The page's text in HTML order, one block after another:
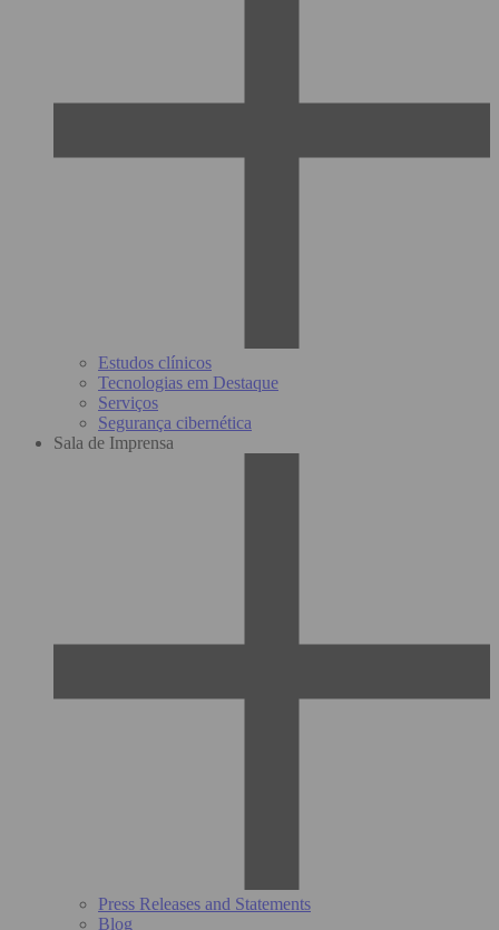
Estudos clínicos
Tecnologias em Destaque
Serviços
Segurança cibernética
Sala de Imprensa
Press Releases and Statements
Blog